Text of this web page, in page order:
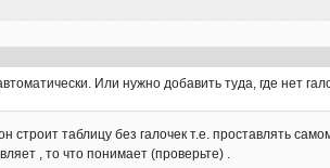
Или нужно добавить туда, где нет
строит таблицу без галочек т.е. проставлять
, то что понимает (проверьте) .